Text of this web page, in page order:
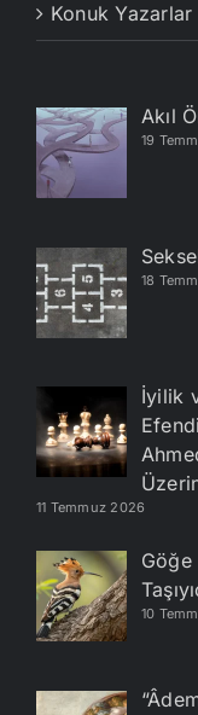
Konuk Yazarlar
Akıl
19
18
İyilik
11 Temmuz 2026
Göğe
10